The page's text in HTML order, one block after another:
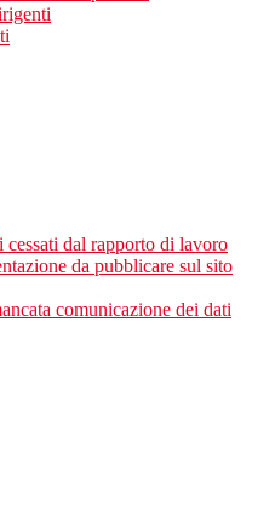
cessati dal rapporto di lavoro
da pubblicare sul sito
comunicazione dei dati